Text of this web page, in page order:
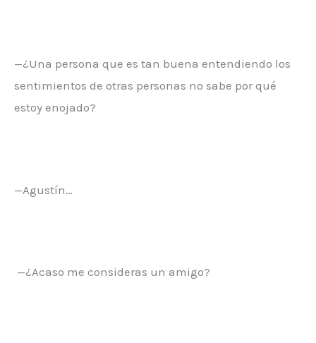
—¿Una persona que es tan buena entendiendo los
sentimientos de otras personas no sabe por qué
estoy enojado?
—Agustín…
—¿Acaso me consideras un amigo?